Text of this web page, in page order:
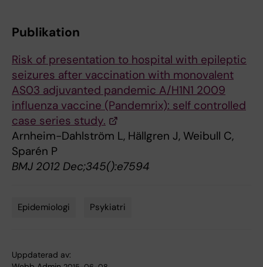
Publikation
Risk of presentation to hospital with epileptic
seizures after vaccination with monovalent
AS03 adjuvanted pandemic A/H1N1 2009
influenza vaccine (Pandemrix): self controlled
case series study.
Arnheim-Dahlström L, Hällgren J, Weibull C,
Sparén P
BMJ 2012 Dec;345():e7594
Epidemiologi Psykiatri
Uppdaterad av: